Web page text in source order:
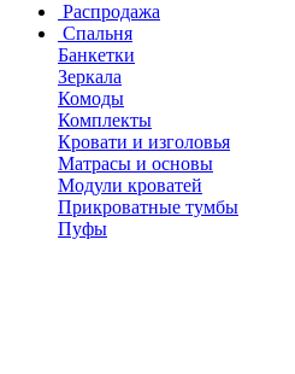
Распродажа
Спальня
Банкетки
Зеркала
Комоды
Комплекты
Кровати и изголовья
Матрасы и основы
Модули кроватей
Прикроватные тумбы
Пуфы